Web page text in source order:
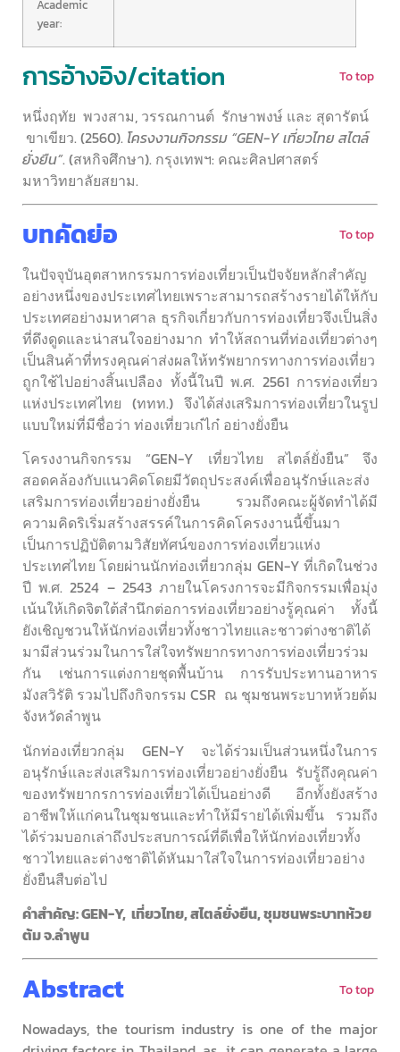
Academic
year:
การอ้างอิง/citation To top
หนึ่งฤทัย พวงสาม, วรรณกานต์ รักษาพงษ์ และ สุดารัตน์
ขาเขียว. (2560). โครงงานกิจกรรม “GEN-Y เที่ยวไทย สไตล์
ยั่งยืน”. (สหกิจศึกษา). กรุงเทพฯ: คณะศิลปศาสตร์
มหาวิทยาลัยสยาม.
บทคัดย่อ To top
ในปัจจุบันอุตสาหกรรมการท่องเที่ยวเป็นปัจจัยหลักสำคัญ
อย่างหนึ่งของประเทศไทยเพราะสามารถสร้างรายได้ให้กับ
ประเทศอย่างมหาศาล ธุรกิจเกี่ยวกับการท่องเที่ยวจึงเป็นสิ่ง
ที่ดึงดูดและน่าสนใจอย่างมาก ทำให้สถานที่ท่องเที่ยวต่างๆ
เป็นสินค้าที่ทรงคุณค่าส่งผลให้ทรัพยากรทางการท่องเที่ยว
ถูกใช้ไปอย่างสิ้นเปลือง ทั้งนี้ในปี พ.ศ. 2561 การท่องเที่ยว
แห่งประเทศไทย (ททท.) จึงได้ส่งเสริมการท่องเที่ยวในรูป
แบบใหม่ที่มีชื่อว่า ท่องเที่ยวเก๋ไก๋ อย่างยั่งยืน
โครงงานกิจกรรม “GEN-Y เที่ยวไทย สไตล์ยั่งยืน” จึง
สอดคล้องกับแนวคิดโดยมีวัตถุประสงค์เพื่ออนุรักษ์และส่ง
เสริมการท่องเที่ยวอย่างยั่งยืน รวมถึงคณะผู้จัดทำได้มี
ความคิดริเริ่มสร้างสรรค์ในการคิดโครงงานนี้ขึ้นมา
เป็นการปฏิบัติตามวิสัยทัศน์ของการท่องเที่ยวแห่ง
ประเทศไทย โดยผ่านนักท่องเที่ยวกลุ่ม GEN-Y ที่เกิดในช่วง
ปี พ.ศ. 2524 – 2543 ภายในโครงการจะมีกิจกรรมเพื่อมุ่ง
เน้นให้เกิดจิตใต้สำนึกต่อการท่องเที่ยวอย่างรู้คุณค่า ทั้งนี้
ยังเชิญชวนให้นักท่องเที่ยวทั้งชาวไทยและชาวต่างชาติได้
มามีส่วนร่วมในการใส่ใจทรัพยากรทางการท่องเที่ยวร่วม
กัน เช่นการแต่งกายชุดพื้นบ้าน การรับประทานอาหาร
มังสวิรัติ รวมไปถึงกิจกรรม CSR ณ ชุมชนพระบาทห้วยต้ม
จังหวัดลำพูน
นักท่องเที่ยวกลุ่ม GEN-Y จะได้ร่วมเป็นส่วนหนึ่งในการ
อนุรักษ์และส่งเสริมการท่องเที่ยวอย่างยั่งยืน รับรู้ถึงคุณค่า
ของทรัพยากรการท่องเที่ยวได้เป็นอย่างดี อีกทั้งยังสร้าง
อาชีพให้แก่คนในชุมชนและทำให้มีรายได้เพิ่มขึ้น รวมถึง
ได้ร่วมบอกเล่าถึงประสบการณ์ที่ดีเพื่อให้นักท่องเที่ยวทั้ง
ชาวไทยและต่างชาติได้หันมาใส่ใจในการท่องเที่ยวอย่าง
ยั่งยืนสืบต่อไป
คำสำคัญ: GEN-Y, เที่ยวไทย, สไตล์ยั่งยืน, ชุมชนพระบาทห้วย
ต้ม จ.ลำพูน
Abstract To top
Nowadays, the tourism industry is one of the major